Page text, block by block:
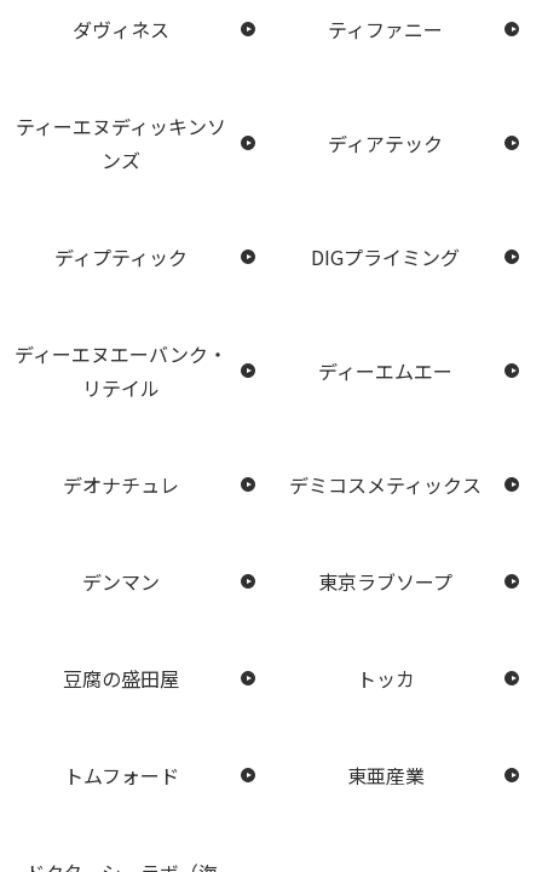
ダヴィネス ティファニー
ティーエヌディッキンソ
ンズ
ディアテック
ディプティック DIGプライミング
ディーエヌエーバンク・
リテイル
ディーエムエー
デオナチュレ デミコスメティックス
デンマン 東京ラブソープ
豆腐の盛田屋 トッカ
トムフォード 東亜産業